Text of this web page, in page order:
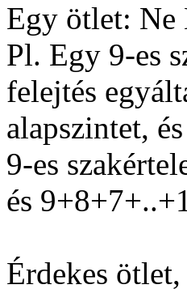
Egy ötlet: Ne
Pl. Egy 9-es
felejtés
alapszintet,
9-es
és
Érdekes